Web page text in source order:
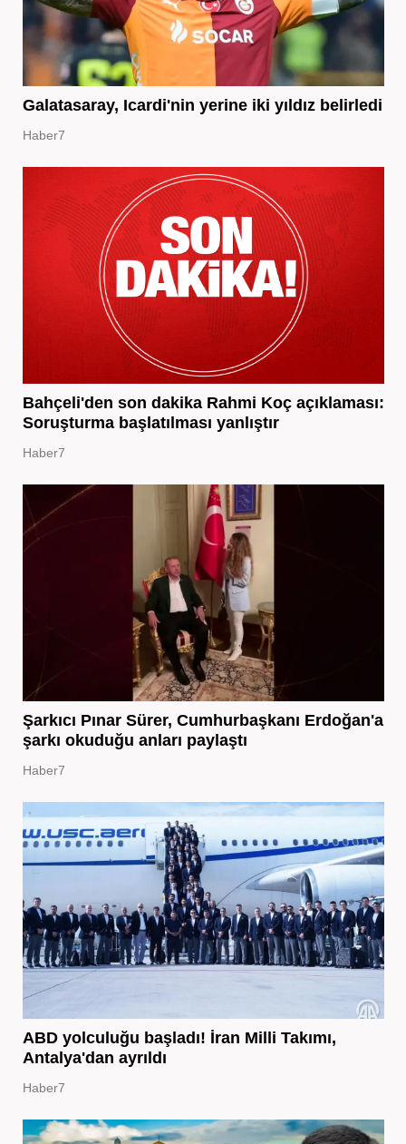
Galatasaray, Icardi'nin yerine iki yıldız belirledi
Haber7
Bahçeli'den son dakika Rahmi Koç açıklaması:
Soruşturma başlatılması yanlıştır
Haber7
Şarkıcı Pınar Sürer, Cumhurbaşkanı Erdoğan'a
şarkı okuduğu anları paylaştı
Haber7
ABD yolculuğu başladı! İran Milli Takımı,
Antalya'dan ayrıldı
Haber7